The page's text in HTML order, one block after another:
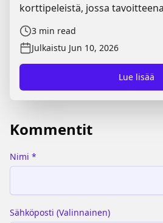
korttipeleistä, jossa
ensimmäisenä eroon omasta
Tässä Playiron oppaassa
Skip-Bo säännöt, pelin kulun
vinkit, joiden avulla pääset
3 min read
Julkaistu Jun 10, 2026
Lue lisää
Kommentit
Nimi *
Sähköposti (Valinnainen)